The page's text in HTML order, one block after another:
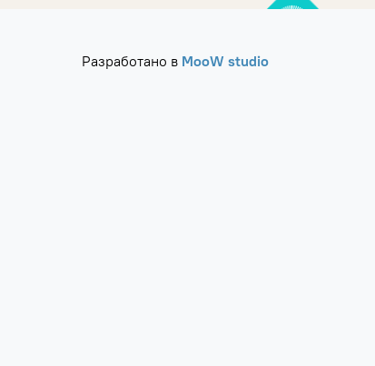
Разработано в MooW studio